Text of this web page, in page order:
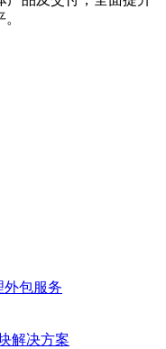
外包服务
解决方案